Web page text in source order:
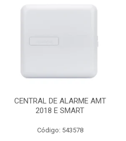
CENTRAL DE ALARME AMT
2018 E SMART
Código: 543578